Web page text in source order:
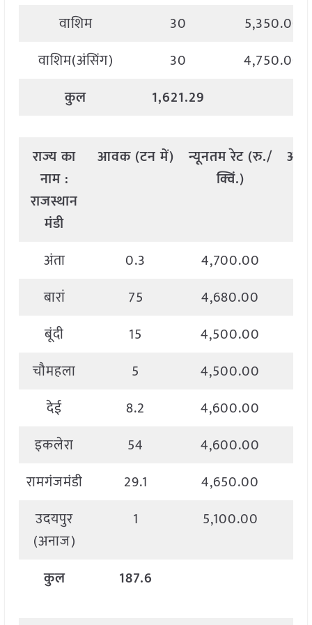
वाशिम
30
5,350.00
वाशिम(अंसिंग)
30
4,750.00
कुल
1,621.29
राज्यका
नाम:
राजस्थान
मंडी
आवक (टनमें) न्यूनतमरेट (रु./
क्विं.)
अंता 0.3 4,700.00
बारां
75 4,680.00
बूंदी
15 4,500.00
चौमहला
5 4,500.00
देई
8.2 4,600.00
इकलेरा
54 4,600.00
रामगंजमंडी
29.1 4,650.00
उदयपुर
(अनाज)
1 5,100.00
कुल 187.6